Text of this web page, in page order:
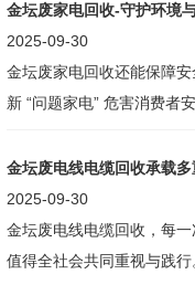
金坛废家电回收-守护环境
2025-09-30
金坛废家电回收还能保障
新 “问题家电” 危害消费者
金坛废电线电缆回收承载
2025-09-30
金坛废电线电缆回收，每
值得全社会共同重视与践行